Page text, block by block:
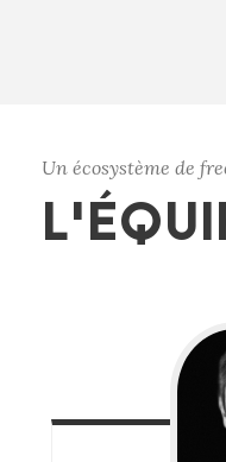
Un écosystème de